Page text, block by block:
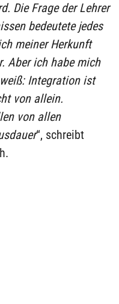
Die Frage der Lehrer
bedeutete jedes
meiner Herkunft
Aber ich habe mich
Integration ist
von allein.
von allen
“, schreibt